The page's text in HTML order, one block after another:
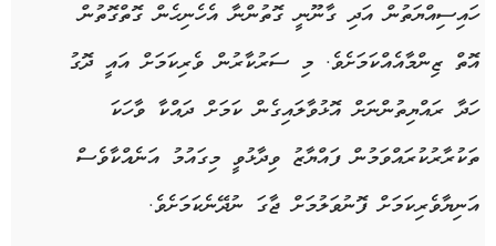
ހައިސިއްޔަތުން އަދި ގާނޫނީ ގޮތުންނާ އެހެނިހެން ގޮތްގޮތުން
އޮތް ޒިންމާއެއްކަމަށެވެ. މި ސަރުކާރުން ވެރިކަމަށް އައީ ދޮގު
ހަދާ ރައްޔިތުންނަށް އޮޅުވާލައިގެން ކަމަށް ދައްކާ ވާހަކަ
ތަކުރާރުކުރައްވަމުން ފައްޔާޒު ވިދާޅުވީ މިގައުމު އަނެއްކާވެސް
އަނިޔާވެރިކަމަށް ފޮނުވަލުމަށް ޖާގަ ނުދޭނެކަމަށެވެ.